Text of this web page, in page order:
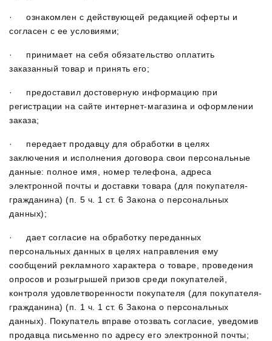
· ознакомлен с действующей редакцией оферты и
согласен с ее условиями;
· принимает на себя обязательство оплатить
заказанный товар и принять его;
· предоставил достоверную информацию при
регистрации на сайте интернет-магазина и оформлении
заказа;
· передает продавцу для обработки в целях
заключения и исполнения договора свои персональные
данные: полное имя, номер телефона, адреса
электронной почты и доставки товара (для покупателя-
гражданина) (п. 5 ч. 1 ст. 6 Закона о персональных
данных);
· дает согласие на обработку переданных
персональных данных в целях направления ему
сообщений рекламного характера о товаре, проведения
опросов и розыгрышей призов среди покупателей,
контроля удовлетворенности покупателя (для покупателя-
гражданина) (п. 1 ч. 1 ст. 6 Закона о персональных
данных). Покупатель вправе отозвать согласие, уведомив
продавца письменно по адресу его электронной почты;